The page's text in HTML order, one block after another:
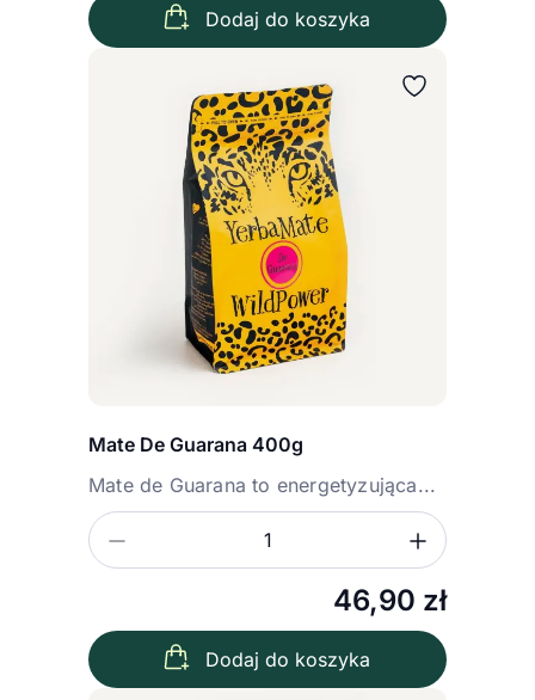
Dodaj do koszyka
Mate De Guarana 400g
Mate de Guarana to energetyzująca...
46,90 zł
Zmniejsz ilość
Dodaj do koszyka